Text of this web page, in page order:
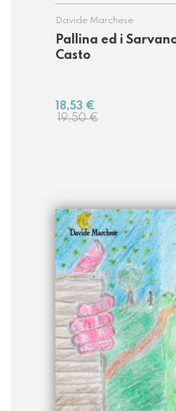
Pallina ed i
Casto
Davide Marchese
19,50 €
18,53 €